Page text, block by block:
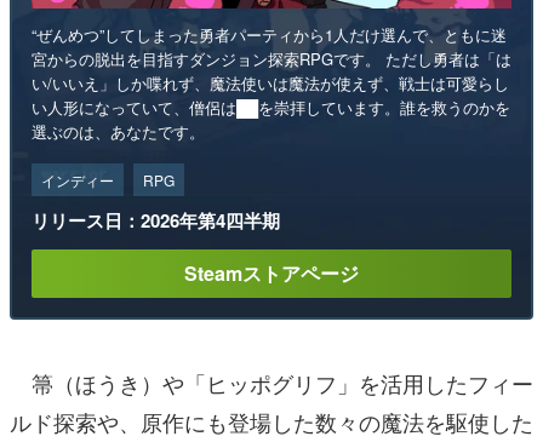
“ぜんめつ”してしまった勇者パーティから1人だけ選んで、ともに迷
宮からの脱出を目指すダンジョン探索RPGです。 ただし勇者は「は
い/いいえ」しか喋れず、魔法使いは魔法が使えず、戦士は可愛らし
い人形になっていて、僧侶は██を崇拝しています。誰を救うのかを
選ぶのは、あなたです。
インディー RPG
リリース日：2026年第4四半期
Steamストアページ
箒（ほうき）や「ヒッポグリフ」を活用したフィー
ルド探索や、原作にも登場した数々の魔法を駆使した